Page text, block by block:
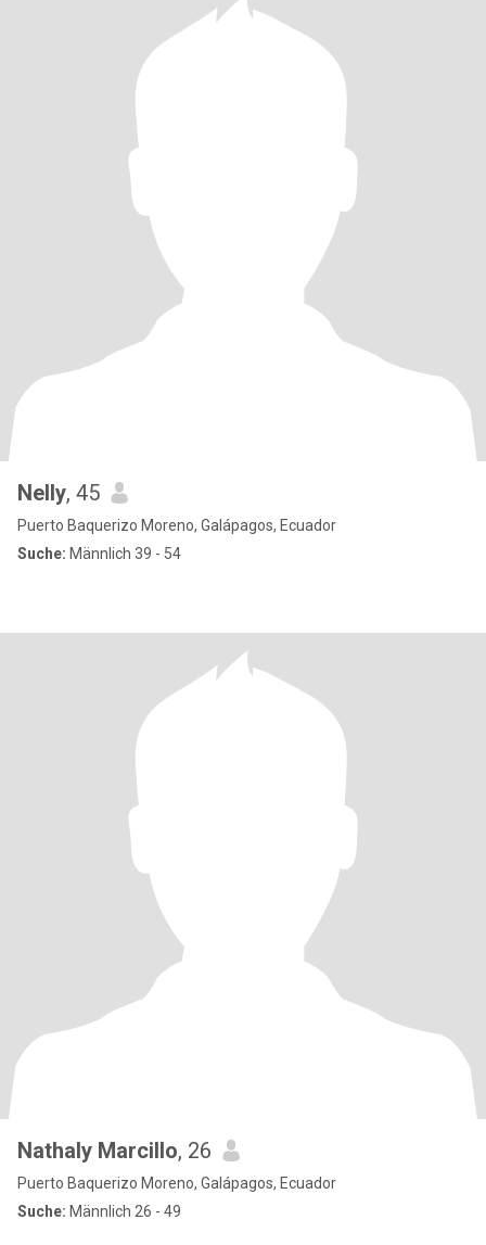
Nelly, 45
Puerto Baquerizo Moreno, Galápagos, Ecuador
Suche: Männlich 39 - 54
Nathaly Marcillo, 26
Puerto Baquerizo Moreno, Galápagos, Ecuador
Suche: Männlich 26 - 49